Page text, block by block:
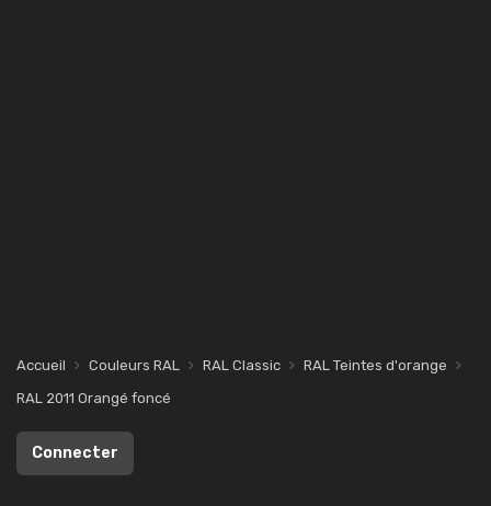
Accueil Couleurs RAL RAL Classic
RAL Teintes d'orange
RAL 2011 Orangé foncé
Connecter